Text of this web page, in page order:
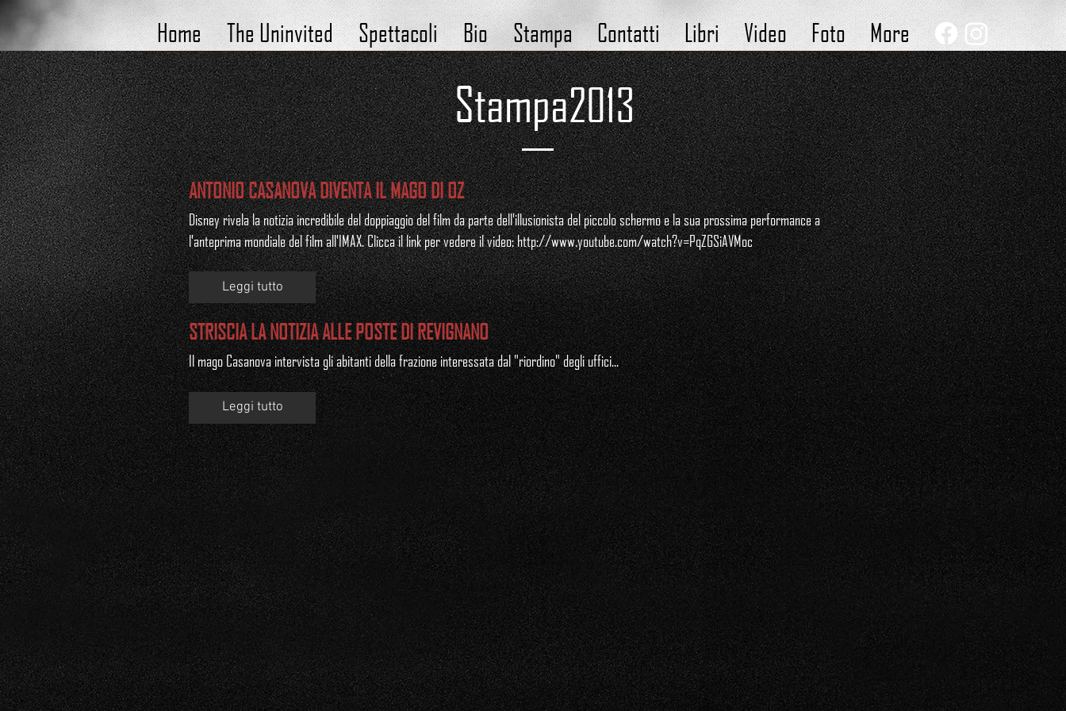
Home The Uninvited Spettacoli Bio Stampa Contatti Libri Video Foto More
Stampa2013
ANTONIO CASANOVA DIVENTA IL MAGO DI OZ
Disney rivela la notizia incredibile del doppiaggio del film da parte dell'illusionista del piccolo schermo e la sua prossima performance a
l'anteprima mondiale del film all'IMAX. Clicca il link per vedere il video: http://www.youtube.com/watch?v=PqZGSiAVMoc
Leggi tutto
STRISCIA LA NOTIZIA ALLE POSTE DI REVIGNANO
Il mago Casanova intervista gli abitanti della frazione interessata dal "riordino" degli uffici...
Leggi tutto